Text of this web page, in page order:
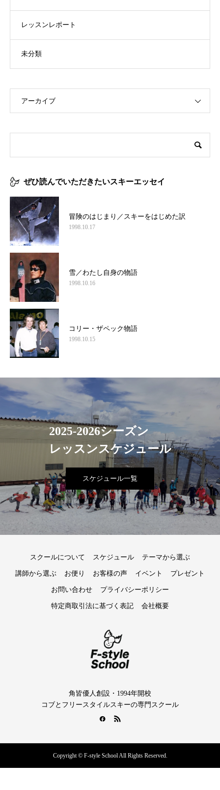
レッスンレポート
未分類
アーカイブ
ぜひ読んでいただきたいスキーエッセイ
冒険のはじまり／スキーをはじめた訳
1998.10.17
雪／わたし自身の物語
1998.10.16
コリー・ザペック物語
1998.10.15
2025-2026シーズン
レッスンスケジュール
スケジュール一覧
スクールについて スケジュール テーマから選ぶ
講師から選ぶ お便り お客様の声 イベント プレゼント
お問い合わせ プライバシーポリシー
特定商取引法に基づく表記 会社概要
角皆優人創設・1994年開校
コブとフリースタイルスキーの専門スクール
Copyright © F-style School All Rights Reserved.